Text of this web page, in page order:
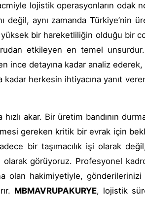
lojistik operasyonların odak
aynı zamanda Türkiye’nin
bir hareketliliğin olduğu bir
etkileyen en temel unsurdur.
en ince detayına kadar analiz
herkesin ihtiyacına yanıt
akar. Bir üretim bandının
gereken kritik bir evrak için
bir taşımacılık işi olarak
olarak görüyoruz. Profesyonel
olan hakimiyetiyle, gönderilerinizi
MBMAVRUPAKURYE, lojistik